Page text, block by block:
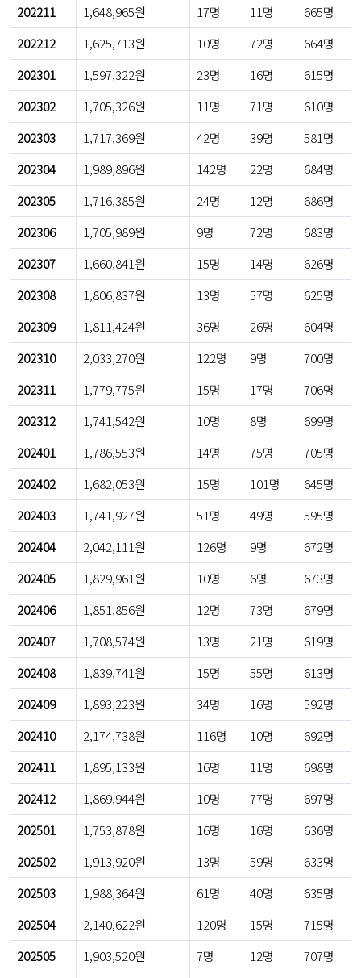
202211 1,648,965원 17명 11명
665명
202212
1,625,713원 10명 72명
664명
202301
1,597,322원 23명 16명
615명
202302
1,705,326원 11명 71명
610명
202303
1,717,369원 42명 39명
581명
202304
1,989,896원 142명 22명
684명
202305
1,716,385원 24명 12명
686명
202306
1,705,989원 9명 72명
683명
202307
1,660,841원 15명 14명
626명
202308
1,806,837원 13명 57명
625명
202309
1,811,424원 36명 26명
604명
202310
2,033,270원 122명 9명
700명
202311
1,779,775원 15명 17명
706명
202312
1,741,542원 10명 8명
699명
202401
1,786,553원 14명 75명
705명
202402
1,682,053원 15명 101명
645명
202403
1,741,927원 51명 49명
595명
202404
2,042,111원 126명 9명
672명
202405
1,829,961원 10명 6명
673명
202406
1,851,856원 12명 73명
679명
202407
1,708,574원 13명 21명
619명
202408
1,839,741원 15명 55명
613명
202409
1,893,223원 34명 16명
592명
202410
2,174,738원 116명 10명
692명
202411
1,895,133원 16명 11명
698명
202412
1,869,944원 10명 77명
697명
202501
1,753,878원 16명 16명
636명
202502
1,913,920원 13명 59명
633명
202503
1,988,364원 61명 40명
635명
202504
2,140,622원 120명 15명
715명
202505
1,903,520원 7명 12명
707명